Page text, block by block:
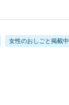
女性のおしごと掲載中